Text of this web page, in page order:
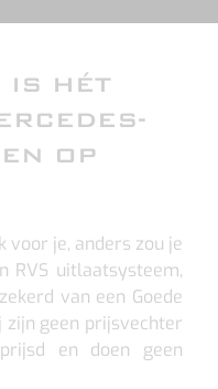
IS HÉT
OP
voor je, anders zou je
RVS uitlaatsysteem,
van een Goede
geen prijsvechter
en doen geen